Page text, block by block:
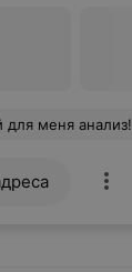
пришли в тот же день. Очень довольна сервисом. Спасибо.